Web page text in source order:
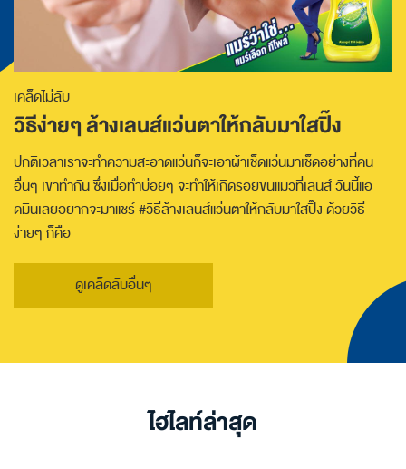
เคล็ดไม่ลับ
วิธีง่ายๆ ล้างเลนส์แว่นตาให้กลับมาใสปิ๊ง
ปกติเวลาเราจะทำความสะอาดแว่นก็จะเอาผ้าเช็ดแว่นมาเช็ดอย่างที่คน
อื่นๆ เขาทำกัน ซึ่งเมื่อทำบ่อยๆ จะทำให้เกิดรอยขนแมวที่เลนส์ วันนี้แอ
ดมินเลยอยากจะมาแชร์ #วิธีล้างเลนส์แว่นตาให้กลับมาใสปิ๊ง ด้วยวิธี
ง่ายๆ ก็คือ
ดูเคล็ดลับอื่นๆ
ไฮไลท์ล่าสุด